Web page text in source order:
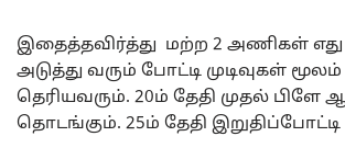
இதைத்தவிர்த்து மற்ற 2 அணிகள் எது
அடுத்து வரும் போட்டி முடிவுகள் மூலம்
தெரியவரும். 20ம் தேதி முதல்
தொடங்கும். 25ம் தேதி